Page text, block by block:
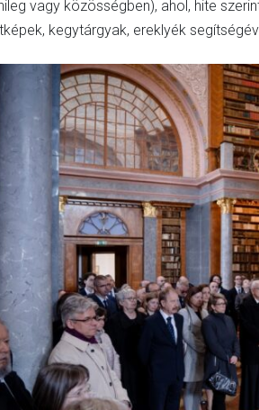
vagy közösségben), ahol, hite
kegytárgyak, ereklyék